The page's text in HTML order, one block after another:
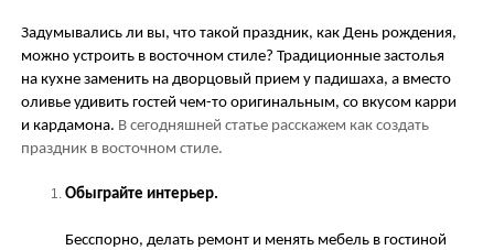
Задумывались ли вы, что такой праздник, как День рождения,
можно устроить в восточном стиле? Традиционные застолья
на кухне заменить на дворцовый прием у падишаха, а вместо
оливье удивить гостей чем-то оригинальным, со вкусом карри
и кардамона. В сегодняшней статье расскажем как создать
праздник в восточном стиле.
Обыграйте интерьер.
Бесспорно, делать ремонт и менять мебель в гостиной